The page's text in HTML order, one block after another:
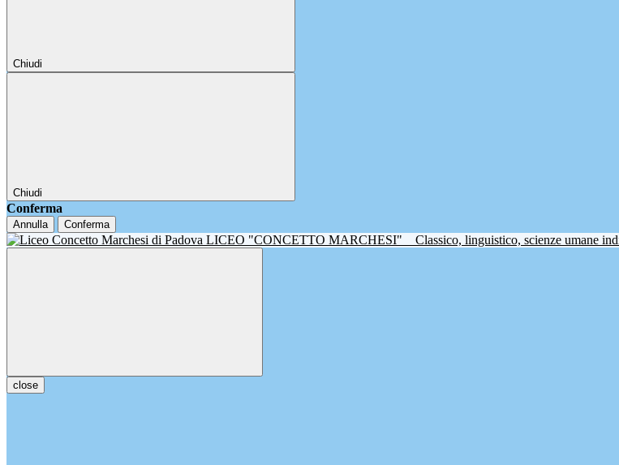
Chiudi
Chiudi
Conferma
Annulla Conferma
LICEO "CONCETTO MARCHESI" Classico, linguistico, scienze umane
close